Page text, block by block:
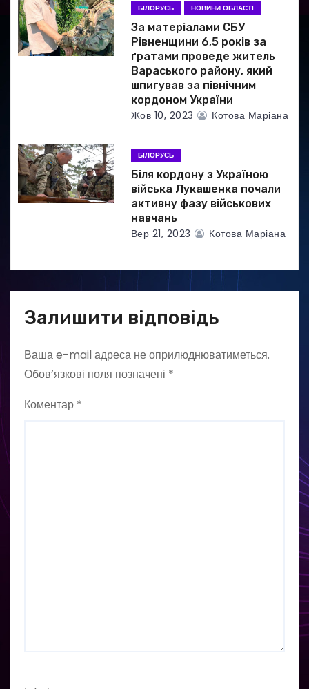
в
БІЛОРУСЬ НОВИНИ ОБЛАСТІ
За матеріалами СБУ
Рівненщини 6,5 років за
ґратами проведе житель
Вараського району, який
шпигував за північним
кордоном України
Жов 10, 2023 Котова Маріана
БІЛОРУСЬ
Біля кордону з Україною
війська Лукашенка почали
активну фазу військових
навчань
Вер 21, 2023 Котова Маріана
Залишити відповідь
Ваша e-mail адреса не оприлюднюватиметься.
Обов’язкові поля позначені *
Коментар *